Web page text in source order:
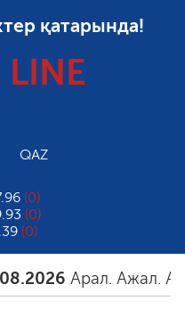
қатарында!
LINE
QAZ
(0)
(0)
(0)
Арал. Ажал. Айғақ